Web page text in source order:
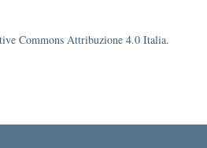
Commons Attribuzione 4.0 Italia.